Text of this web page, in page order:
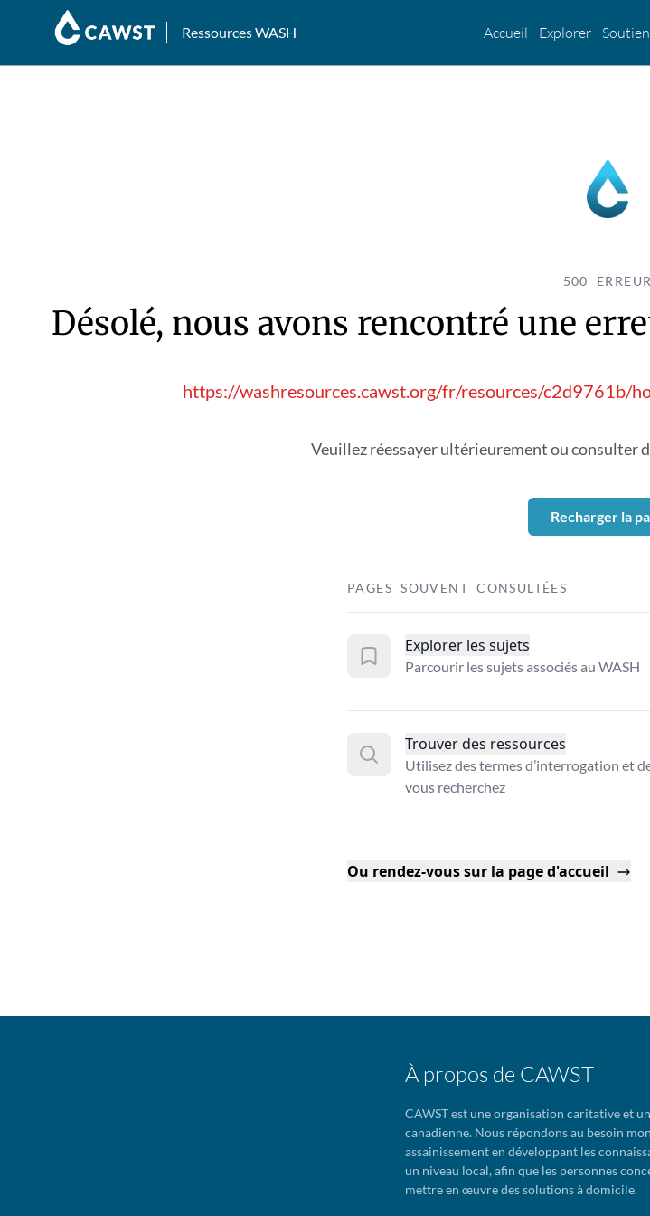
Ressources WASH Accueil Explorer
500 ERREUR
Désolé, nous avons rencontré une
https://washresources.cawst.org/fr/resources/c2d9761b/
Veuillez réessayer ultérieurement ou consulter
Recharger la
PAGES SOUVENT CONSULTÉES
Explorer les sujets
Parcourir les sujets associés au WASH
Trouver des ressources
Utilisez des termes d’interrogation et
vous recherchez
Ou rendez-vous sur la page d'accueil
À propos de CAWST
CAWST est une organisation caritative et
canadienne. Nous répondons au besoin
assainissement en développant les
un niveau local, afin que les personnes
mettre en œuvre des solutions à domicile.